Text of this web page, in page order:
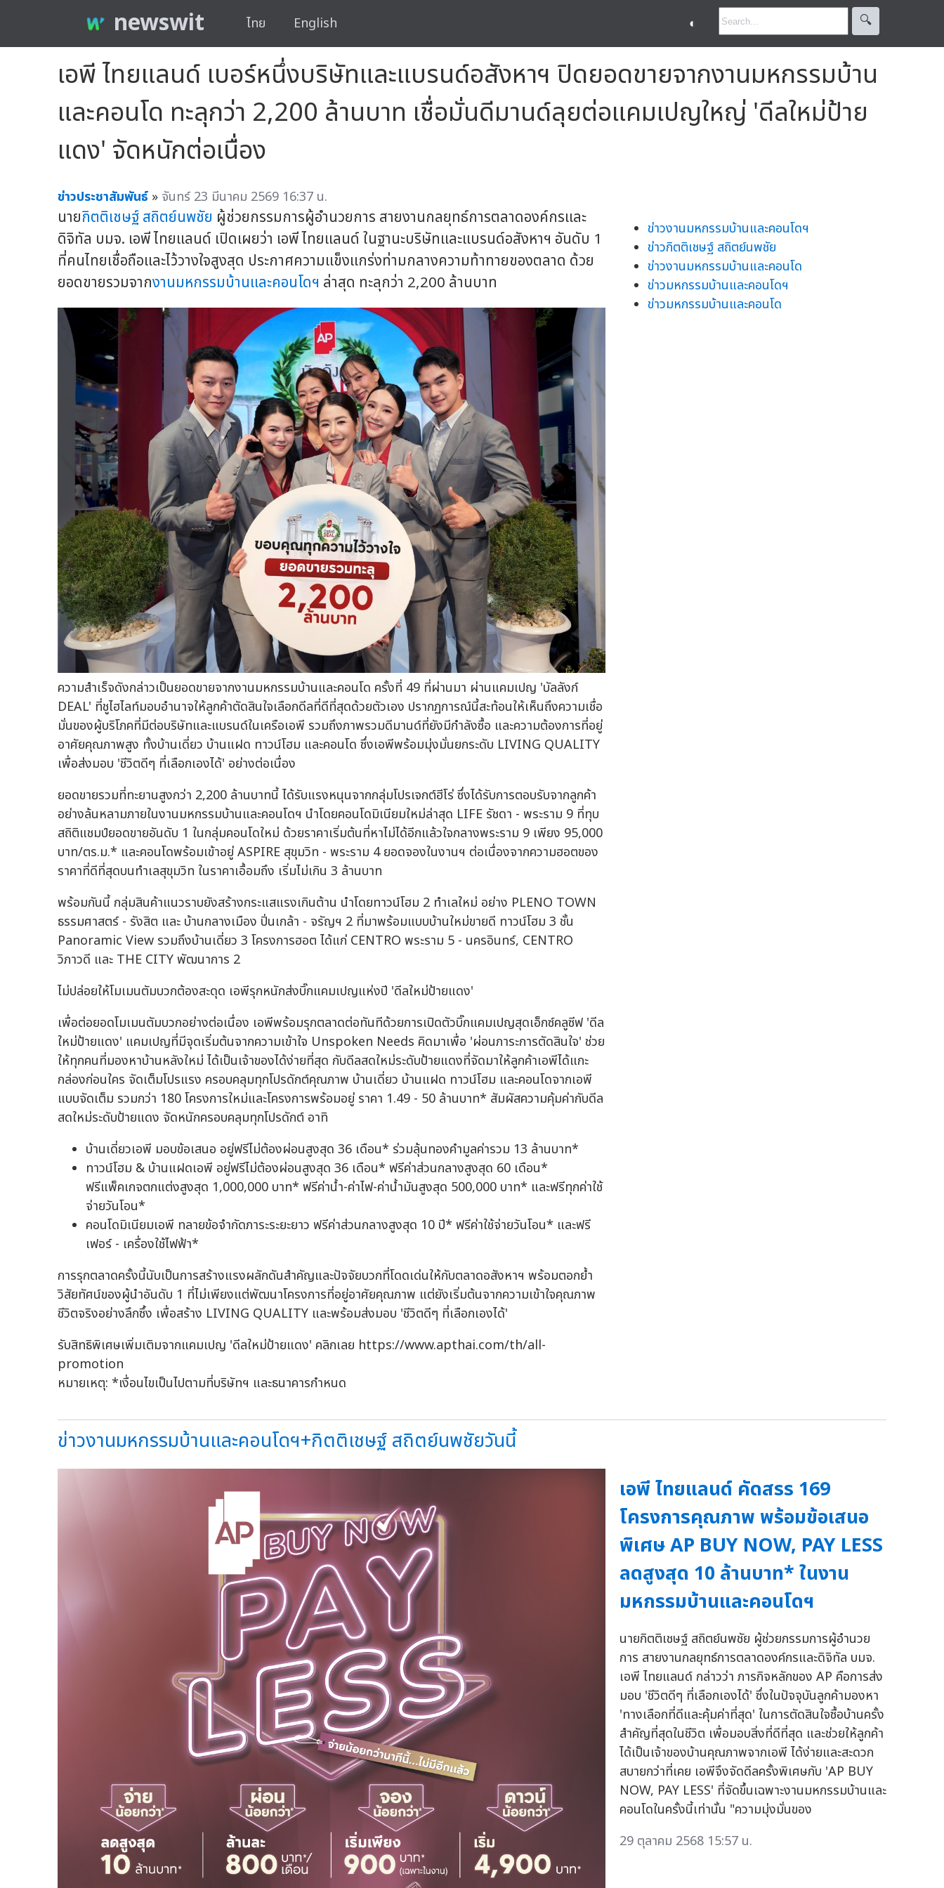
newswit ไทย English ◐ 🔍︎
เอพี ไทยแลนด์ เบอร์หนึ่งบริษัทและแบรนด์อสังหาฯ ปิดยอดขายจากงานมหกรรมบ้าน
และคอนโด ทะลุกว่า 2,200 ล้านบาท เชื่อมั่นดีมานด์ลุยต่อแคมเปญใหญ่ 'ดีลใหม่ป้าย
แดง' จัดหนักต่อเนื่อง
ข่าวประชาสัมพันธ์ » จันทร์ 23 มีนาคม 2569 16:37 น.
นายกิตติเชษฐ์ สถิตย์นพชัย ผู้ช่วยกรรมการผู้อำนวยการ สายงานกลยุทธ์การตลาดองค์กรและ
ดิจิทัล บมจ. เอพี ไทยแลนด์ เปิดเผยว่า เอพี ไทยแลนด์ ในฐานะบริษัทและแบรนด์อสังหาฯ อันดับ 1
ที่คนไทยเชื่อถือและไว้วางใจสูงสุด ประกาศความแข็งแกร่งท่ามกลางความท้าทายของตลาด ด้วย
ยอดขายรวมจากงานมหกรรมบ้านและคอนโดฯ ล่าสุด ทะลุกว่า 2,200 ล้านบาท
ความสำเร็จดังกล่าวเป็นยอดขายจากงานมหกรรมบ้านและคอนโด ครั้งที่ 49 ที่ผ่านมา ผ่านแคมเปญ 'บัลลังก์
DEAL' ที่ชูไฮไลท์มอบอำนาจให้ลูกค้าตัดสินใจเลือกดีลที่ดีที่สุดด้วยตัวเอง ปรากฏการณ์นี้สะท้อนให้เห็นถึงความเชื่อ
มั่นของผู้บริโภคที่มีต่อบริษัทและแบรนด์ในเครือเอพี รวมถึงภาพรวมดีมานด์ที่ยังมีกำลังซื้อ และความต้องการที่อยู่
อาศัยคุณภาพสูง ทั้งบ้านเดี่ยว บ้านแฝด ทาวน์โฮม และคอนโด ซึ่งเอพีพร้อมมุ่งมั่นยกระดับ LIVING QUALITY
เพื่อส่งมอบ 'ชีวิตดีๆ ที่เลือกเองได้' อย่างต่อเนื่อง
ยอดขายรวมที่ทะยานสูงกว่า 2,200 ล้านบาทนี้ ได้รับแรงหนุนจากกลุ่มโปรเจกต์ฮีโร่ ซึ่งได้รับการตอบรับจากลูกค้า
อย่างล้นหลามภายในงานมหกรรมบ้านและคอนโดฯ นำโดยคอนโดมิเนียมใหม่ล่าสุด LIFE รัชดา - พระราม 9 ที่ทุบ
สถิติแชมป์ยอดขายอันดับ 1 ในกลุ่มคอนโดใหม่ ด้วยราคาเริ่มต้นที่หาไม่ได้อีกแล้วใจกลางพระราม 9 เพียง 95,000
บาท/ตร.ม.* และคอนโดพร้อมเข้าอยู่ ASPIRE สุขุมวิท - พระราม 4 ยอดจองในงานฯ ต่อเนื่องจากความฮอตของ
ราคาที่ดีที่สุดบนทำเลสุขุมวิท ในราคาเอื้อมถึง เริ่มไม่เกิน 3 ล้านบาท
พร้อมกันนี้ กลุ่มสินค้าแนวราบยังสร้างกระแสแรงเกินต้าน นำโดยทาวน์โฮม 2 ทำเลใหม่ อย่าง PLENO TOWN
ธรรมศาสตร์ - รังสิต และ บ้านกลางเมือง ปิ่นเกล้า - จรัญฯ 2 ที่มาพร้อมแบบบ้านใหม่ขายดี ทาวน์โฮม 3 ชั้น
Panoramic View รวมถึงบ้านเดี่ยว 3 โครงการฮอต ได้แก่ CENTRO พระราม 5 - นครอินทร์, CENTRO
วิภาวดี และ THE CITY พัฒนาการ 2
ไม่ปล่อยให้โมเมนตัมบวกต้องสะดุด เอพีรุกหนักส่งบิ๊กแคมเปญแห่งปี 'ดีลใหม่ป้ายแดง'
เพื่อต่อยอดโมเมนตัมบวกอย่างต่อเนื่อง เอพีพร้อมรุกตลาดต่อทันทีด้วยการเปิดตัวบิ๊กแคมเปญสุดเอ็กซ์คลูซีฟ 'ดีล
ใหม่ป้ายแดง' แคมเปญที่มีจุดเริ่มต้นจากความเข้าใจ Unspoken Needs คิดมาเพื่อ 'ผ่อนภาระการตัดสินใจ' ช่วย
ให้ทุกคนที่มองหาบ้านหลังใหม่ ได้เป็นเจ้าของได้ง่ายที่สุด กับดีลสดใหม่ระดับป้ายแดงที่จัดมาให้ลูกค้าเอพีได้แกะ
กล่องก่อนใคร จัดเต็มโปรแรง ครอบคลุมทุกโปรดักต์คุณภาพ บ้านเดี่ยว บ้านแฝด ทาวน์โฮม และคอนโดจากเอพี
แบบจัดเต็ม รวมกว่า 180 โครงการใหม่และโครงการพร้อมอยู่ ราคา 1.49 - 50 ล้านบาท* สัมผัสความคุ้มค่ากับดีล
สดใหม่ระดับป้ายแดง จัดหนักครอบคลุมทุกโปรดักต์ อาทิ
บ้านเดี่ยวเอพี มอบข้อเสนอ อยู่ฟรีไม่ต้องผ่อนสูงสุด 36 เดือน* ร่วมลุ้นทองคำมูลค่ารวม 13 ล้านบาท*
ทาวน์โฮม & บ้านแฝดเอพี อยู่ฟรีไม่ต้องผ่อนสูงสุด 36 เดือน* ฟรีค่าส่วนกลางสูงสุด 60 เดือน*
ฟรีแพ็คเกจตกแต่งสูงสุด 1,000,000 บาท* ฟรีค่าน้ำ-ค่าไฟ-ค่าน้ำมันสูงสุด 500,000 บาท* และฟรีทุกค่าใช้
จ่ายวันโอน*
คอนโดมิเนียมเอพี ทลายข้อจำกัดภาระระยะยาว ฟรีค่าส่วนกลางสูงสุด 10 ปี* ฟรีค่าใช้จ่ายวันโอน* และฟรี
เฟอร์ - เครื่องใช้ไฟฟ้า*
การรุกตลาดครั้งนี้นับเป็นการสร้างแรงผลักดันสำคัญและปัจจัยบวกที่โดดเด่นให้กับตลาดอสังหาฯ พร้อมตอกย้ำ
วิสัยทัศน์ของผู้นำอันดับ 1 ที่ไม่เพียงแต่พัฒนาโครงการที่อยู่อาศัยคุณภาพ แต่ยังเริ่มต้นจากความเข้าใจคุณภาพ
ชีวิตจริงอย่างลึกซึ้ง เพื่อสร้าง LIVING QUALITY และพร้อมส่งมอบ 'ชีวิตดีๆ ที่เลือกเองได้'
รับสิทธิพิเศษเพิ่มเติมจากแคมเปญ 'ดีลใหม่ป้ายแดง' คลิกเลย https://www.apthai.com/th/all-
promotion
หมายเหตุ: *เงื่อนไขเป็นไปตามที่บริษัทฯ และธนาคารกำหนด
ข่าวงานมหกรรมบ้านและคอนโดฯ
ข่าวกิตติเชษฐ์ สถิตย์นพชัย
ข่าวงานมหกรรมบ้านและคอนโด
ข่าวมหกรรมบ้านและคอนโดฯ
ข่าวมหกรรมบ้านและคอนโด
ข่าวงานมหกรรมบ้านและคอนโดฯ+กิตติเชษฐ์ สถิตย์นพชัยวันนี้
เอพี ไทยแลนด์ คัดสรร 169
โครงการคุณภาพ พร้อมข้อเสนอ
พิเศษ AP BUY NOW, PAY LESS
ลดสูงสุด 10 ล้านบาท* ในงาน
มหกรรมบ้านและคอนโดฯ
นายกิตติเชษฐ์ สถิตย์นพชัย ผู้ช่วยกรรมการผู้อำนวย
การ สายงานกลยุทธ์การตลาดองค์กรและดิจิทัล บมจ.
เอพี ไทยแลนด์ กล่าวว่า ภารกิจหลักของ AP คือการส่ง
มอบ 'ชีวิตดีๆ ที่เลือกเองได้' ซึ่งในปัจจุบันลูกค้ามองหา
'ทางเลือกที่ดีและคุ้มค่าที่สุด' ในการตัดสินใจซื้อบ้านครั้ง
สำคัญที่สุดในชีวิต เพื่อมอบสิ่งที่ดีที่สุด และช่วยให้ลูกค้า
ได้เป็นเจ้าของบ้านคุณภาพจากเอพี ได้ง่ายและสะดวก
สบายกว่าที่เคย เอพีจึงจัดดีลครั้งพิเศษกับ 'AP BUY
NOW, PAY LESS' ที่จัดขึ้นเฉพาะงานมหกรรมบ้านและ
คอนโดในครั้งนี้เท่านั้น "ความมุ่งมั่นของ
29 ตุลาคม 2568 15:57 น.